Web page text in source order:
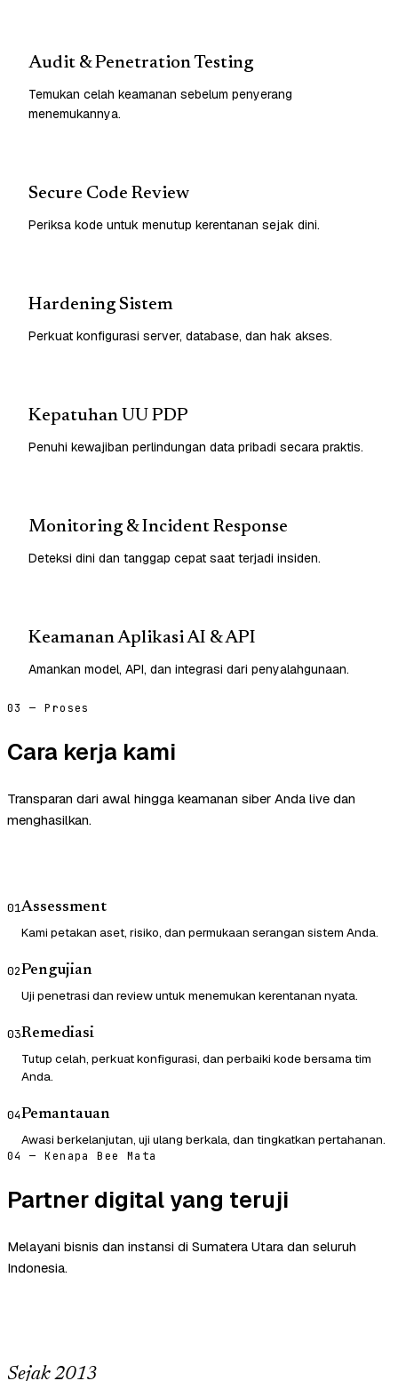
Audit & Penetration Testing
Temukan celah keamanan sebelum penyerang
menemukannya.
Secure Code Review
Periksa kode untuk menutup kerentanan sejak dini.
Hardening Sistem
Perkuat konfigurasi server, database, dan hak akses.
Kepatuhan UU PDP
Penuhi kewajiban perlindungan data pribadi secara praktis.
Monitoring & Incident Response
Deteksi dini dan tanggap cepat saat terjadi insiden.
Keamanan Aplikasi AI & API
Amankan model, API, dan integrasi dari penyalahgunaan.
03 — Proses
Cara kerja kami
Transparan dari awal hingga keamanan siber Anda live dan
menghasilkan.
01Assessment
Kami petakan aset, risiko, dan permukaan serangan sistem Anda.
02Pengujian
Uji penetrasi dan review untuk menemukan kerentanan nyata.
03Remediasi
Tutup celah, perkuat konfigurasi, dan perbaiki kode bersama tim
Anda.
04Pemantauan
Awasi berkelanjutan, uji ulang berkala, dan tingkatkan pertahanan.
04 — Kenapa Bee Mata
Partner digital yang teruji
Melayani bisnis dan instansi di Sumatera Utara dan seluruh
Indonesia.
Sejak 2013